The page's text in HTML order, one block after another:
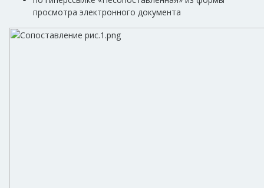
просмотра электронного документа